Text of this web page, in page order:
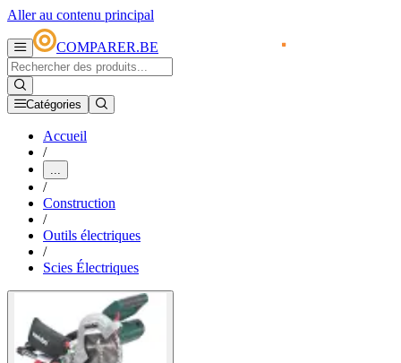
Aller au contenu principal
COMPARER.BE
Catégories
Accueil
/
...
/
Construction
/
Outils électriques
/
Scies Électriques